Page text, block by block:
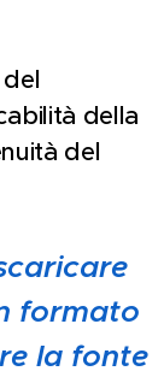
della
del
formato
la fonte